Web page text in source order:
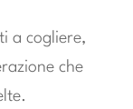
a cogliere,
che